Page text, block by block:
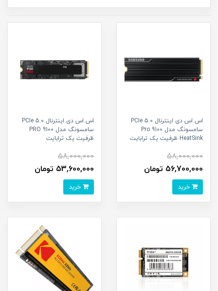
اس اس دی اینترنال PCIe 5.0
سامسونگ مدل Pro 9100
HeatSink ظرفیت یک ترابایت
58,000,000
56,700,000 تومان
اس اس دی اینترنال PCIe 5.0
سامسونگ مدل 9100 PRO
ظرفیت یک ترابایت
58,000,000
53,600,000 تومان